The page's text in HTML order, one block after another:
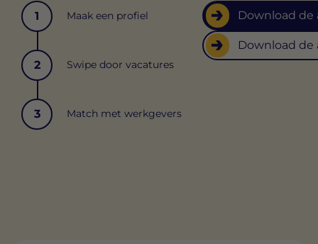
cookie.
1 Maak een profiel
2 Swipe door vacatures
3 Match met werkgevers
Download de
Download de